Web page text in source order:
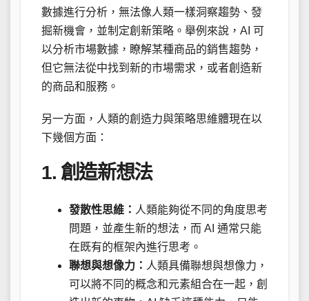
數據進行分析，無法像人類一樣洞察趨勢、發
掘新機會，並制定創新策略。舉例來說，AI 可
以分析市場數據，瞭解某種商品的銷售趨勢，
但它無法從中找到新的市場需求，或者創造新
的商品和服務。
另一方面，人類的創造力與策略思維體現在以
下幾個方面：
1. 創造新想法
發散性思維： 人類能夠從不同的角度思考
問題，並產生新的想法，而 AI 通常只能
在既有的框架內進行思考。
聯想與想像力： 人類具備聯想與想像力，
可以將不同的概念和元素組合在一起，創